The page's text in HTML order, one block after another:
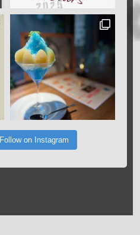
Follow on Instagram